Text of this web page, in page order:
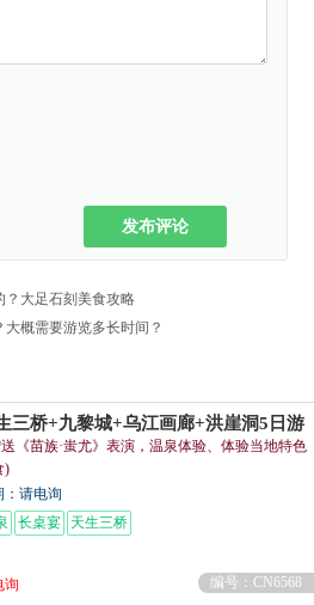
发布评论
？大足石刻美食攻略
概需要游览多长时间？
三桥+九黎城+乌江画廊+洪崖洞5日游
《苗族·蚩尤》表演，温泉体验、体验当地特色
)
：请电询
长桌宴 天生三桥
询
编号：CN6568